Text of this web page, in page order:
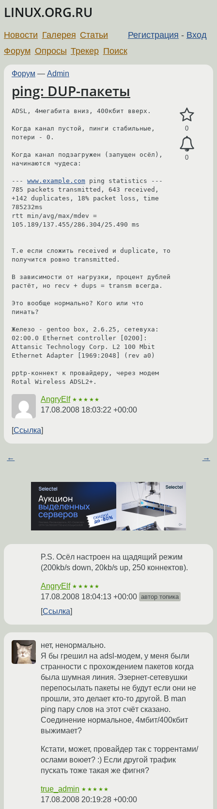
LINUX.ORG.RU
Регистрация - Вход
Новости Галерея Статьи
Форум Опросы Трекер Поиск
Форум — Admin
ping: DUP-пакеты
0
0
ADSL, 4мегабита вниз, 400кбит вверх.
Когда канал пустой, пинги стабильные,
потери - 0.
Когда канал подзагружен (запущен осёл),
начинаются чудеса:
--- www.example.com ping statistics ---
785 packets transmitted, 643 received,
+142 duplicates, 18% packet loss, time
785232ms
rtt min/avg/max/mdev =
105.189/137.455/286.304/25.490 ms
Т.е если сложить received и duplicate, то
получится ровно transmitted.
В зависимости от нагрузки, процент дублей
растёт, но recv + dups = transm всегда.
Это вообще нормально? Кого или что
пинать?
Железо - gentoo box, 2.6.25, сетевуха:
02:00.0 Ethernet controller [0200]:
Attansic Technology Corp. L2 100 Mbit
Ethernet Adapter [1969:2048] (rev a0)
pptp-коннект к провайдеру, через модем
Rotal Wireless ADSL2+.
AngryElf ★★★★★
17.08.2008 18:03:22 +00:00
Ссылка
← →
P.S. Осёл настроен на щадящий режим
(200kb/s down, 20kb/s up, 250 коннектов).
AngryElf ★★★★★
17.08.2008 18:04:13 +00:00 автор топика
Ссылка
нет, ненормально.
Я бы грешил на adsl-модем, у меня были
странности с прохождением пакетов когда
была шумная линия. Эзернет-сетевушки
перепосылать пакеты не будут если они не
прошли, это делает кто-то другой. В man
ping пару слов на этот счёт сказано.
Соединение нормальное, 4мбит/400кбит
выжимает?
Кстати, может, провайдер так с торрентами/
ослами воюет? :) Если другой трафик
пускать тоже такая же фигня?
true_admin ★★★★★
17.08.2008 20:19:28 +00:00